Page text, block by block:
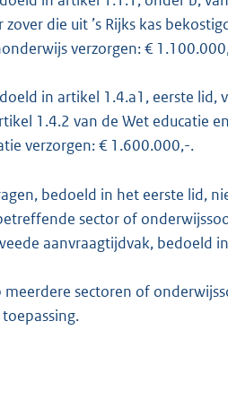
die uit ’s Rijks kas
verzorgen: €
in artikel 1.4.a1, eerste lid,
1.4.2 van de Wet educatie
verzorgen: € 1.600.000,-.
bedoeld in het eerste lid,
sector of
aanvraagtijdvak, bedoeld
meerdere sectoren of